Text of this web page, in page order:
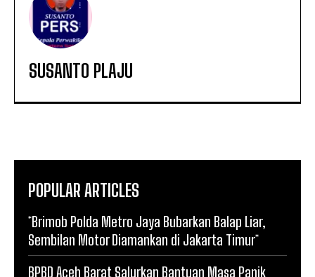
SUSANTO PLAJU
POPULAR ARTICLES
*Brimob Polda Metro Jaya Bubarkan Balap Liar,
Sembilan Motor Diamankan di Jakarta Timur*
BPBD Aceh Barat Salurkan Bantuan Masa Panik